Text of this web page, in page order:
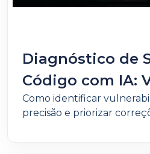
Diagnóstico de
Código com IA:
sobre
aplicações
Como identificar
precisão e priorizar